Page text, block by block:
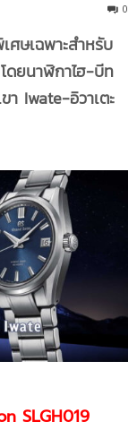
0
ษเฉพาะสำหรับ
ดยนาฬิกาไฮ-บีท
า Iwate-อิวาเตะ
SLGH019